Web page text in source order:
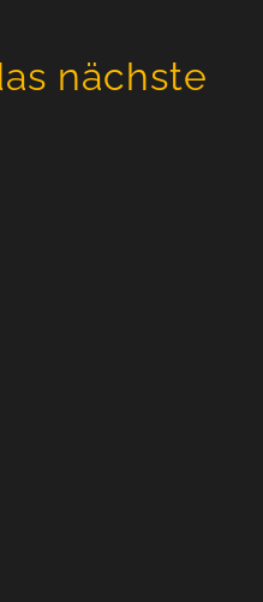
nächste